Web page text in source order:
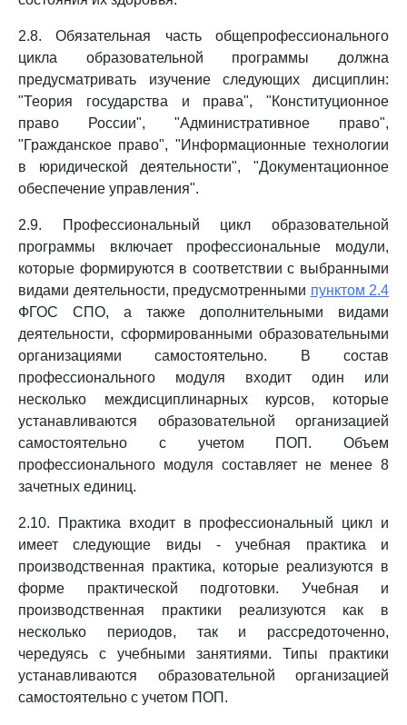
2.8. Обязательная часть общепрофессионального
цикла образовательной программы должна
предусматривать изучение следующих дисциплин:
"Теория государства и права", "Конституционное
право России", "Административное право",
"Гражданское право", "Информационные технологии
в юридической деятельности", "Документационное
обеспечение управления".
2.9. Профессиональный цикл образовательной
программы включает профессиональные модули,
которые формируются в соответствии с выбранными
видами деятельности, предусмотренными пунктом 2.4
ФГОС СПО, а также дополнительными видами
деятельности, сформированными образовательными
организациями самостоятельно. В состав
профессионального модуля входит один или
несколько междисциплинарных курсов, которые
устанавливаются образовательной организацией
самостоятельно с учетом ПОП. Объем
профессионального модуля составляет не менее 8
зачетных единиц.
2.10. Практика входит в профессиональный цикл и
имеет следующие виды - учебная практика и
производственная практика, которые реализуются в
форме практической подготовки. Учебная и
производственная практики реализуются как в
несколько периодов, так и рассредоточенно,
чередуясь с учебными занятиями. Типы практики
устанавливаются образовательной организацией
самостоятельно с учетом ПОП.